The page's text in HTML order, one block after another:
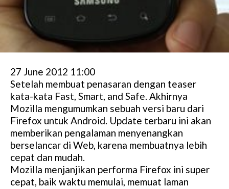
27 June 2012 11:00
Setelah membuat penasaran dengan teaser
kata-kata Fast, Smart, and Safe. Akhirnya
Mozilla mengumumkan sebuah versi baru dari
Firefox untuk Android. Update terbaru ini akan
memberikan pengalaman menyenangkan
berselancar di Web, karena membuatnya lebih
cepat dan mudah.
Mozilla menjanjikan performa Firefox ini super
cepat, baik waktu memulai, memuat laman